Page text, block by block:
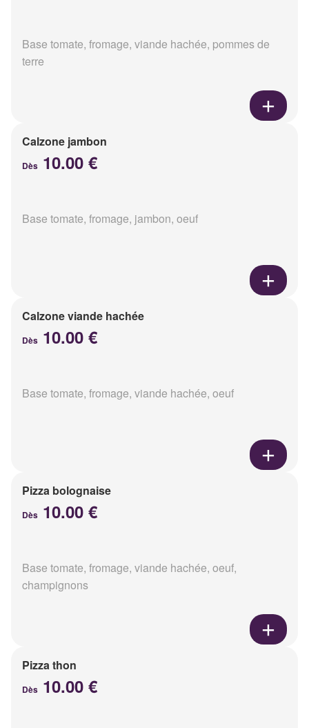
Base tomate, fromage, viande hachée, pommes de
terre
Calzone jambon
Dès 10.00 €
Base tomate, fromage, jambon, oeuf
Calzone viande hachée
Dès 10.00 €
Base tomate, fromage, viande hachée, oeuf
Pizza bolognaise
Dès 10.00 €
Base tomate, fromage, viande hachée, oeuf,
champignons
Pizza thon
Dès 10.00 €